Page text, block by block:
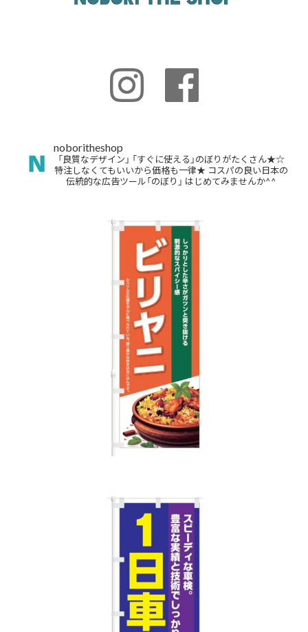
noboritheshop
「良質なデザイン」 「すぐに使える」のぼりがたくさん★☆
特注しなくてもいいから価格も一律★ コスパの良い日本の
伝統的な広告ツール「のぼり」 はじめてみませんか^^